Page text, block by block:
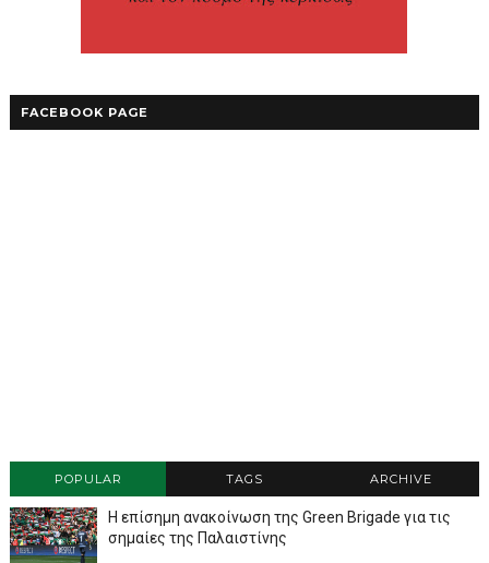
FACEBOOK PAGE
POPULAR TAGS ARCHIVE
Η επίσημη ανακοίνωση της Green Brigade για τις
σημαίες της Παλαιστίνης